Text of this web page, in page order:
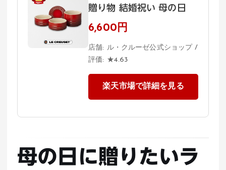
贈り物 結婚祝い 母の日
6,600円
店舗: ル・クルーゼ公式ショップ /
評価: ★4.63
楽天市場で詳細を見る
母の日に贈りたいラ